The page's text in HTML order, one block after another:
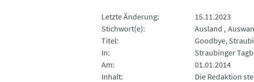
Letzte Änderung
15.11.2023
Stichwort(e)
Ausland
Titel
Goodbye,
In
Straubinger
Am
01.01.2014
Inhalt
Die Redaktion